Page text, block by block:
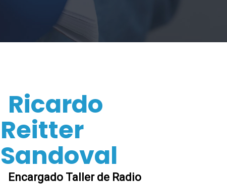
Ricardo
Reitter
Sandoval
Encargado Taller de Radio